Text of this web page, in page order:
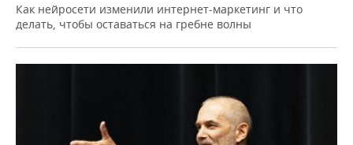
Как нейросети изменили интернет-маркетинг и что
делать, чтобы оставаться на гребне волны